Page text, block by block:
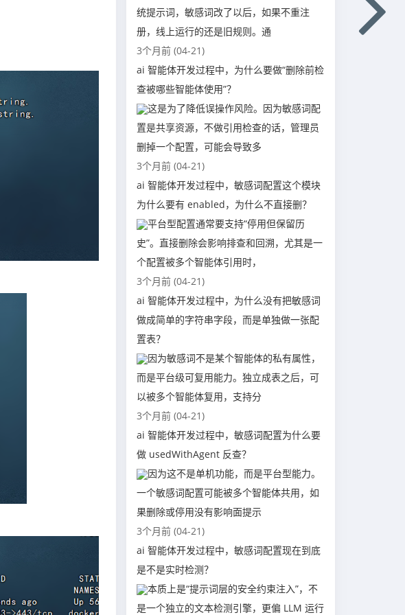
统提示词，敏感词改了以后，如果不重注
册，线上运行的还是旧规则。通
3个月前 (04-21)
ai 智能体开发过程中，为什么要做“删除前检
查被哪些智能体使用”？
这是为了降低误操作风险。因为敏感词配
置是共享资源，不做引用检查的话，管理员
删掉一个配置，可能会导致多
3个月前 (04-21)
ai 智能体开发过程中，敏感词配置这个模块
为什么要有 enabled，为什么不直接删？
平台型配置通常要支持“停用但保留历
史”。直接删除会影响排查和回溯，尤其是一
个配置被多个智能体引用时，
3个月前 (04-21)
ai 智能体开发过程中，为什么没有把敏感词
做成简单的字符串字段，而是单独做一张配
置表？
因为敏感词不是某个智能体的私有属性，
而是平台级可复用能力。独立成表之后，可
以被多个智能体复用，支持分
3个月前 (04-21)
ai 智能体开发过程中，敏感词配置为什么要
做 usedWithAgent 反查？
因为这不是单机功能，而是平台型能力。
一个敏感词配置可能被多个智能体共用，如
果删除或停用没有影响面提示
3个月前 (04-21)
ai 智能体开发过程中，敏感词配置现在到底
是不是实时检测？
本质上是“提示词层的安全约束注入”，不
是一个独立的文本检测引擎，更偏 LLM 运行